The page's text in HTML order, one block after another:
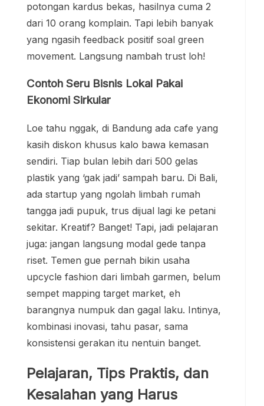
potongan kardus bekas, hasilnya cuma 2
dari 10 orang komplain. Tapi lebih banyak
yang ngasih feedback positif soal green
movement. Langsung nambah trust loh!
Contoh Seru Bisnis Lokal Pakai
Ekonomi Sirkular
Loe tahu nggak, di Bandung ada cafe yang
kasih diskon khusus kalo bawa kemasan
sendiri. Tiap bulan lebih dari 500 gelas
plastik yang ‘gak jadi’ sampah baru. Di Bali,
ada startup yang ngolah limbah rumah
tangga jadi pupuk, trus dijual lagi ke petani
sekitar. Kreatif? Banget! Tapi, jadi pelajaran
juga: jangan langsung modal gede tanpa
riset. Temen gue pernah bikin usaha
upcycle fashion dari limbah garmen, belum
sempet mapping target market, eh
barangnya numpuk dan gagal laku. Intinya,
kombinasi inovasi, tahu pasar, sama
konsistensi gerakan itu nentuin banget.
Pelajaran, Tips Praktis, dan
Kesalahan yang Harus